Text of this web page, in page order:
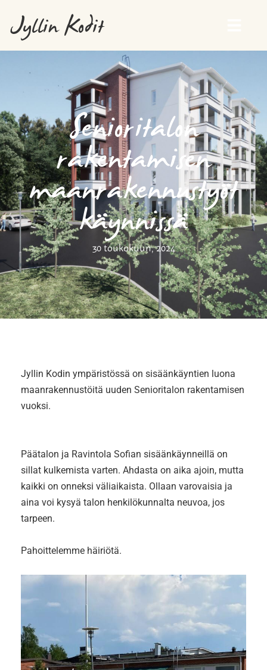
Jyllin Kodit
Senioritalon
rakentamisen
maanrakennustyöt
käynnissä
30 toukokuun, 2024
Jyllin Kodin ympäristössä on sisäänkäyntien luona
maanrakennustöitä uuden Senioritalon rakentamisen
vuoksi.
Päätalon ja Ravintola Sofian sisäänkäynneillä on
sillat kulkemista varten. Ahdasta on aika ajoin, mutta
kaikki on onneksi väliaikaista. Ollaan varovaisia ja
aina voi kysyä talon henkilökunnalta neuvoa, jos
tarpeen.
Pahoittelemme häiriötä.